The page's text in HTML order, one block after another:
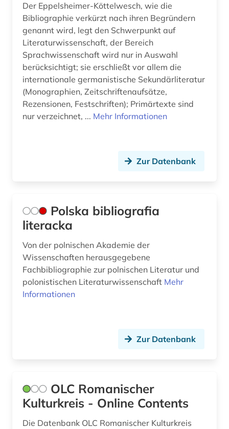
romanische philologie (1)
romanische sprachen (2)
romanische sprachen und literaturen (1)
romanistik (12)
romantik (1)
russisch (2)
schriftsteller (15)
schriftstellerin (1)
schweiz (3)
schweizerische nationalbibliothek (1)
science-fiction-studien (1)
skandinavistik (1)
Der Eppelsheimer-Köttelwesch, wie die
Bibliographie verkürzt nach ihren Begründern
genannt wird, legt den Schwerpunkt auf
Literaturwissenschaft, der Bereich
Sprachwissenschaft wird nur in Auswahl
berücksichtigt; sie erschließt vor allem die
internationale germanistische Sekundärliteratur
(Monographien, Zeitschriftenaufsätze,
Rezensionen, Festschriften); Primärtexte sind
nur verzeichnet, ... Mehr Informationen
Zur Datenbank
Polska bibliografia
literacka
Von der polnischen Akademie der
Wissenschaften herausgegebene
Fachbibliographie zur polnischen Literatur und
polonistischen Literaturwissenschaft Mehr
Informationen
Zur Datenbank
OLC Romanischer
Kulturkreis - Online Contents
Die Datenbank OLC Romanischer Kulturkreis